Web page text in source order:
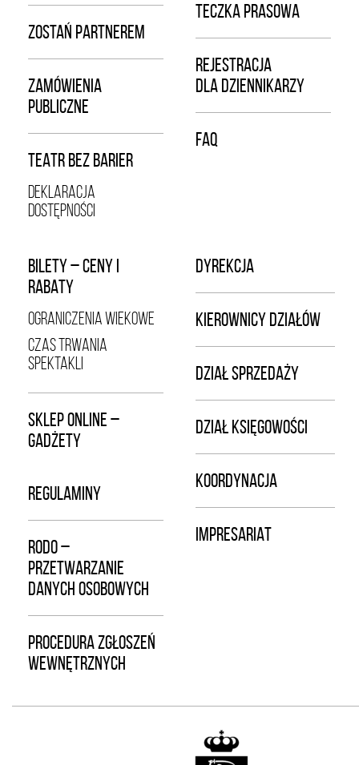
ZOSTAŃ PARTNEREM
ZAMÓWIENIA
PUBLICZNE
TEATR BEZ BARIER
DEKLARACJA
DOSTĘPNOŚCI
TECZKA PRASOWA
REJESTRACJA
DLA DZIENNIKARZY
FAQ
BILETY – CENY I
RABATY
OGRANICZENIA WIEKOWE
CZAS TRWANIA
SPEKTAKLI
SKLEP ONLINE –
GADŻETY
REGULAMINY
RODO –
PRZETWARZANIE
DANYCH OSOBOWYCH
PROCEDURA ZGŁOSZEŃ
WEWNĘTRZNYCH
DYREKCJA
KIEROWNICY DZIAŁÓW
DZIAŁ SPRZEDAŻY
DZIAŁ KSIĘGOWOŚCI
KOORDYNACJA
IMPRESARIAT